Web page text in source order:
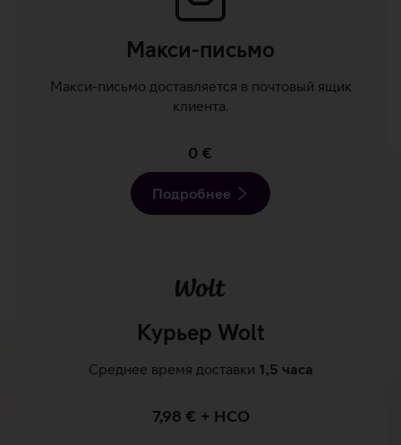
Макси-письмо
Макси-письмо доставляется в почтовый ящик
клиента.
0 €
Подробнее
Курьер Wolt
Среднее время доставки 1,5 часа
7,98 € + НСО